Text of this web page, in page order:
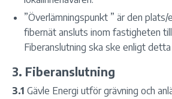
”Överlämningspunkt ” är den plats/
fibernät ansluts inom fastigheten
Fiberanslutning ska ske enligt detta
3. Fiberanslutning
3.1 Gävle Energi utför grävning och